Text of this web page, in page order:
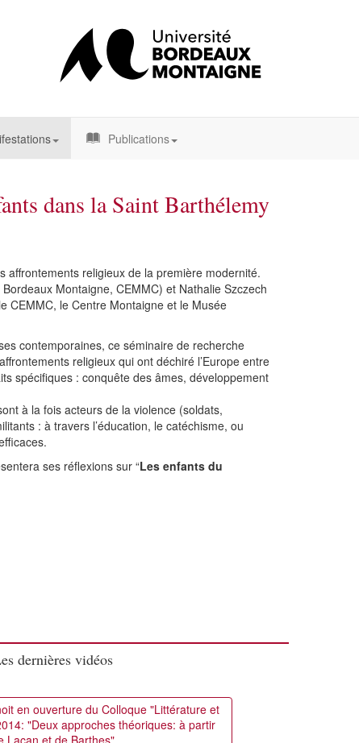
Publications
dans la Saint Barthélemy
affrontements religieux de la première modernité.
Montaigne, CEMMC) et Nathalie Szczech
CEMMC, le Centre Montaigne et le Musée
contemporaines, ce séminaire de recherche
religieux qui ont déchiré l’Europe entre
spécifiques : conquête des âmes, développement
à la fois acteurs de la violence (soldats,
: à travers l’éducation, le catéchisme, ou
ses réflexions sur “Les enfants du
dernières vidéos
en ouverture du Colloque "Littérature et
"Deux approches théoriques: à partir